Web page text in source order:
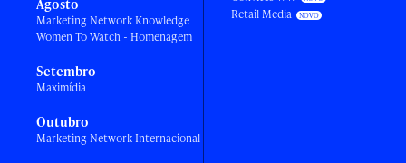
Agosto
Marketing Network Knowledge
Women To Watch - Homenagem
Setembro
Maximídia
Outubro
Marketing Network Internacional
Retail Media